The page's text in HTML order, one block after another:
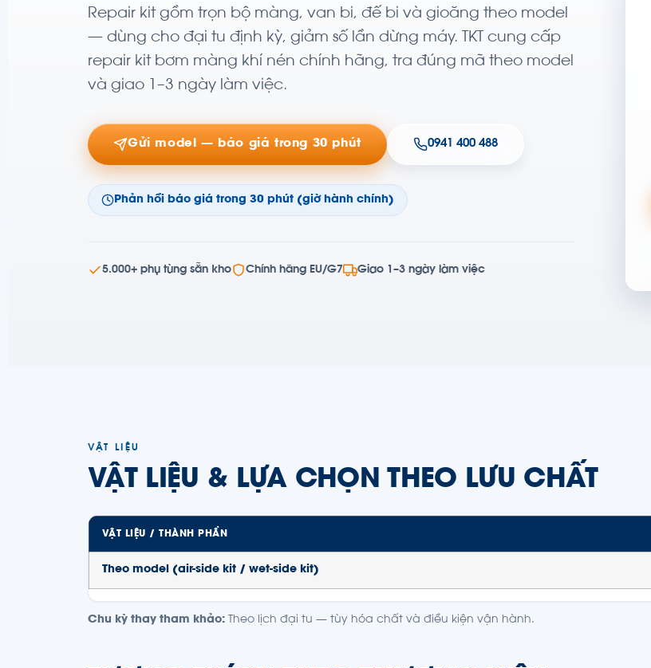
Repair kit gồm trọn bộ màng, van bi, đế bi và gioăng theo model
— dùng cho đại tu định kỳ, giảm số lần dừng máy. TKT cung cấp
repair kit bơm màng khí nén chính hãng, tra đúng mã theo model
và giao 1–3 ngày làm việc.
Gửi model — báo giá trong 30 phút 0941 400 488
Phản hồi báo giá trong 30 phút (giờ hành chính)
5.000+ phụ tùng sẵn kho Chính hãng EU/G7 Giao 1–3 ngày làm việc
VẬT LIỆU
VẬT LIỆU & LỰA CHỌN THEO LƯU CHẤT
VẬT LIỆU / THÀNH PHẦN
Theo model (air-side kit / wet-side kit)
Chu kỳ thay tham khảo: Theo lịch đại tu — tùy hóa chất và điều kiện vận hành.